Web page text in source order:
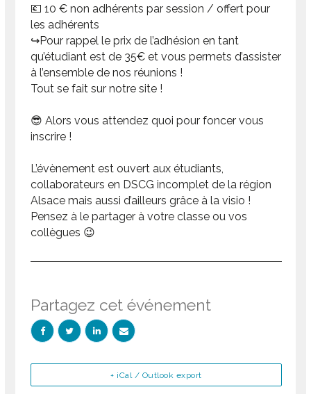
💶 10 € non adhérents par session / offert pour
les adhérents
↪️Pour rappel le prix de l’adhésion en tant
qu’étudiant est de 35€ et vous permets d’assister
à l’ensemble de nos réunions !
Tout se fait sur notre site !
😎 Alors vous attendez quoi pour foncer vous
inscrire !
L’évènement est ouvert aux étudiants,
collaborateurs en DSCG incomplet de la région
Alsace mais aussi d’ailleurs grâce à la visio !
Pensez à le partager à votre classe ou vos
collègues 😉
Partagez cet événement
+ iCal / Outlook export